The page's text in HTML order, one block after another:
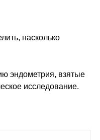
насколько
эндометрия, взятые
исследование.